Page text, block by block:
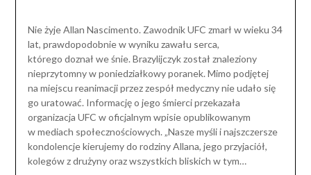
Nie żyje Allan Nascimento. Zawodnik UFC zmarł w wieku 34
lat, prawdopodobnie w wyniku zawału serca,
którego doznał we śnie. Brazylijczyk został znaleziony
nieprzytomny w poniedziałkowy poranek. Mimo podjętej
na miejscu reanimacji przez zespół medyczny nie udało się
go uratować. Informację o jego śmierci przekazała
organizacja UFC w oficjalnym wpisie opublikowanym
w mediach społecznościowych. „Nasze myśli i najszczersze
kondolencje kierujemy do rodziny Allana, jego przyjaciół,
kolegów z drużyny oraz wszystkich bliskich w tym…